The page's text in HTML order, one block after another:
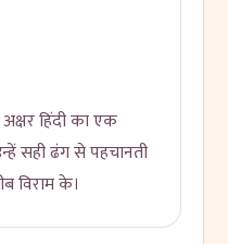
हिंदी का एक
सही ढंग से पहचानती
विराम के।